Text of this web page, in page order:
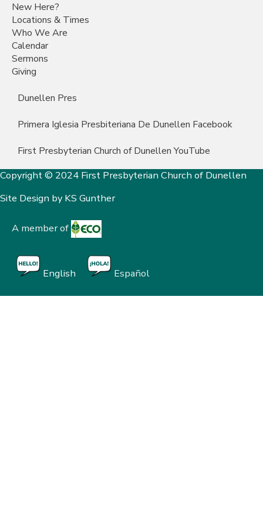
New Here?
Locations & Times
Who We Are
Calendar
Sermons
Giving
Dunellen Pres
Primera Iglesia Presbiteriana De Dunellen Facebook
First Presbyterian Church of Dunellen YouTube
Copyright © 2024 First Presbyterian Church of Dunellen
Site Design byKS Gunther
A member of
English Español